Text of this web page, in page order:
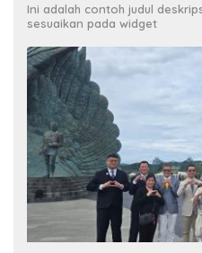
Ini adalah contoh judul
sesuaikan pada widget